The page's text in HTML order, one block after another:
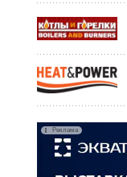
Реклама